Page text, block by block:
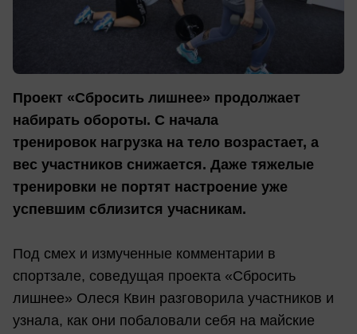
Проект «Сбросить лишнее» продолжает
набирать обороты. С начала
тренировок нагрузка на тело возрастает, а
вес участников снижается. Даже тяжелые
тренировки не портят настроение уже
успевшим сблизится учасникам.
Под смех и измученные комментарии в
спортзале, соведущая проекта «Сбросить
лишнее» Олеся Квин разговорила участников и
узнала, как они побаловали себя на майские